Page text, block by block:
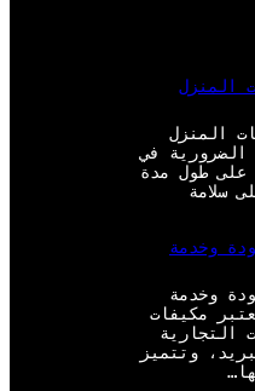
المنزل
المنزل
الضرورية في
على طول مدة
سلامة
وخدمة
وخدمة
مكيفات
التجارية
وتتميز